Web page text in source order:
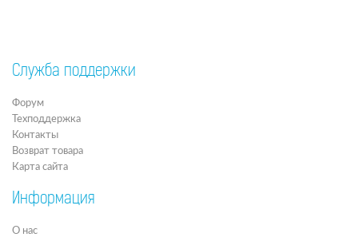
Служба поддержки
Форум
Техподдержка
Контакты
Возврат товара
Карта сайта
Информация
О нас